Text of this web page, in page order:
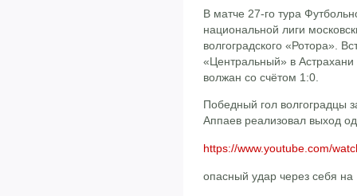
В матче 27-го тура
национальной лиги
волгоградского «Ротора».
«Центральный» в
волжан со счётом 1:0.
Победный гол волгоградцы
Аппаев реализовал выход
https://www.youtube.com/
опасный удар через себя